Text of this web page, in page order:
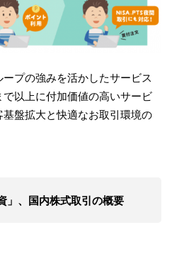
プの強みを活かしたサービス
以上に付加価値の高いサービ
盤拡大と快適なお取引環境の
」、国内株式取引の概要